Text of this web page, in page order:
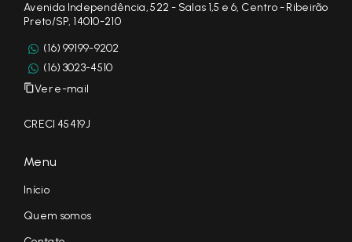
Avenida Independência, 522 - Salas 1,5 e 6, Centro - Ribeirão
Preto/SP, 14010-210
(16) 99199-9202
(16) 3023-4510
Ver e-mail
CRECI 45419J
Menu
Início
Quem somos